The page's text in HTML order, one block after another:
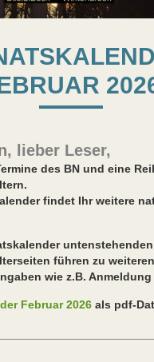
lieber Leser,
des BN und eine
findet Ihr weitere
führen zu
wie z.B.
Februar 2026 als pdf-